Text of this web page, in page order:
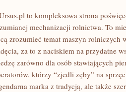
to kompleksowa strona
mechanizacji rolnictwa. To
zrozumieć temat maszyn rolniczych
za to z naciskiem na przydatne
zarówno dla osób stawiających
którzy “zjedli zęby” na
marka z tradycją, ale także